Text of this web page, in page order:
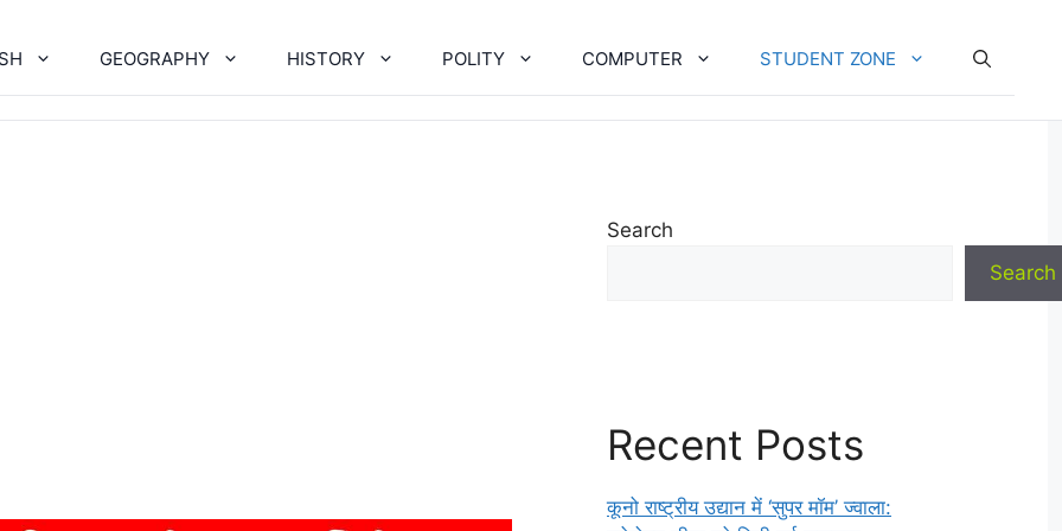
GEOGRAPHY HISTORY POLITY COMPUTER STUDENT ZONE
Search
Search
Recent Posts
कूनो राष्ट्रीय उद्यान में ‘सुपर मॉम’ ज्वाला: